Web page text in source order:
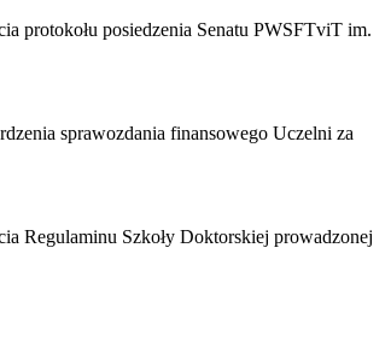
protokołu posiedzenia Senatu PWSFTviT im.
sprawozdania finansowego Uczelni za
Regulaminu Szkoły Doktorskiej prowadzonej